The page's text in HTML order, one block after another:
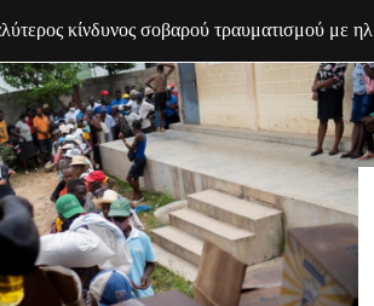
κίνδυνος σοβαρού τραυματισμού με